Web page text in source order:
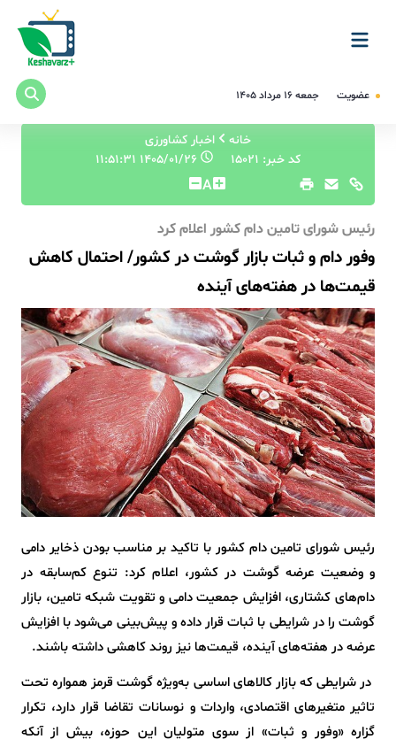
عضویت جمعه ۱۶ مرداد ۱۴۰۵
خانه
اخبار کشاورزی
کد خبر: 15021
۱۴۰۵/۰۱/۲۶ ۱۱:۵۱:۳۱
A
رئیس شورای تامین دام کشور اعلام کرد
وفور دام و ثبات بازار گوشت در کشور/ احتمال کاهش
قیمت‌ها در هفته‌های آینده
رئیس شورای تامین دام کشور با تاکید بر مناسب بودن ذخایر دامی
و وضعیت عرضه گوشت در کشور، اعلام کرد: تنوع کم‌سابقه در
دام‌های کشتاری، افزایش جمعیت دامی و تقویت شبکه تامین، بازار
گوشت را در شرایطی با ثبات قرار داده و پیش‌بینی می‌شود با افزایش
عرضه در هفته‌های آینده، قیمت‌ها نیز روند کاهشی داشته باشند.
در شرایطی که بازار کالاهای اساسی به‌ویژه گوشت قرمز همواره تحت
تاثیر متغیرهای اقتصادی، واردات و نوسانات تقاضا قرار دارد، تکرار
گزاره «وفور و ثبات» از سوی متولیان این حوزه، بیش از آنکه